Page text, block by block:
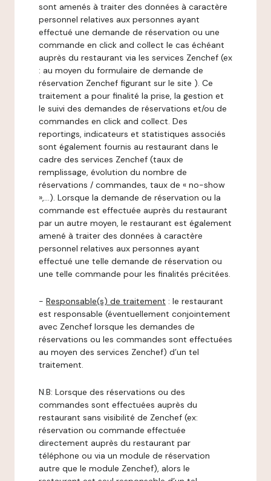
sont amenés à traiter des données à caractère
personnel relatives aux personnes ayant
effectué une demande de réservation ou une
commande en click and collect le cas échéant
auprès du restaurant via les services Zenchef (ex
: au moyen du formulaire de demande de
réservation Zenchef figurant sur le site ). Ce
traitement a pour finalité la prise, la gestion et
le suivi des demandes de réservations et/ou de
commandes en click and collect. Des
reportings, indicateurs et statistiques associés
sont également fournis au restaurant dans le
cadre des services Zenchef (taux de
remplissage, évolution du nombre de
réservations / commandes, taux de « no-show
»,…). Lorsque la demande de réservation ou la
commande est effectuée auprès du restaurant
par un autre moyen, le restaurant est également
amené à traiter des données à caractère
personnel relatives aux personnes ayant
effectué une telle demande de réservation ou
une telle commande pour les finalités précitées.
- Responsable(s) de traitement : le restaurant
est responsable (éventuellement conjointement
avec Zenchef lorsque les demandes de
réservations ou les commandes sont effectuées
au moyen des services Zenchef) d’un tel
traitement.
N.B: Lorsque des réservations ou des
commandes sont effectuées auprès du
restaurant sans visibilité de Zenchef (ex:
réservation ou commande effectuée
directement auprès du restaurant par
téléphone ou via un module de réservation
autre que le module Zenchef), alors le